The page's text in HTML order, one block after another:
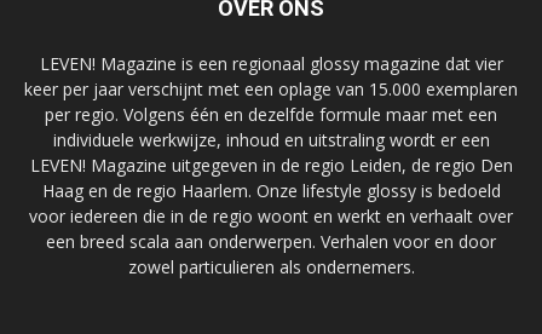
OVER ONS
LEVEN! Magazine is een regionaal glossy magazine dat vier
keer per jaar verschijnt met een oplage van 15.000 exemplaren
per regio. Volgens één en dezelfde formule maar met een
individuele werkwijze, inhoud en uitstraling wordt er een
LEVEN! Magazine uitgegeven in de regio Leiden, de regio Den
Haag en de regio Haarlem. Onze lifestyle glossy is bedoeld
voor iedereen die in de regio woont en werkt en verhaalt over
een breed scala aan onderwerpen. Verhalen voor en door
zowel particulieren als ondernemers.